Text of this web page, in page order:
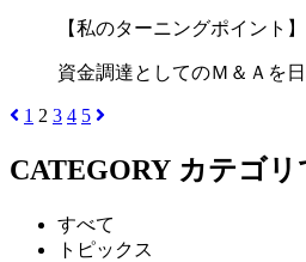
【私のターニングポイン
資金調達としてのＭ＆Ａを
1 2 3 4 5
CATEGORY カテゴリ
すべて
トピックス